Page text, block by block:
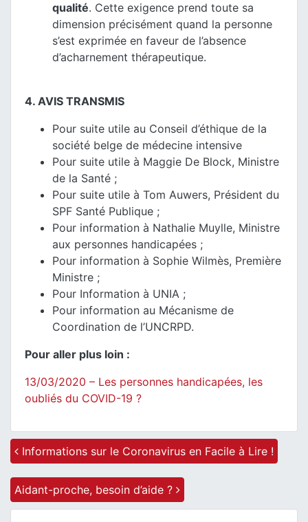
qualité. Cette exigence prend toute sa
dimension précisément quand la personne
s’est exprimée en faveur de l’absence
d’acharnement thérapeutique.
4. AVIS TRANSMIS
Pour suite utile au Conseil d’éthique de la
société belge de médecine intensive
Pour suite utile à Maggie De Block, Ministre
de la Santé ;
Pour suite utile à Tom Auwers, Président du
SPF Santé Publique ;
Pour information à Nathalie Muylle, Ministre
aux personnes handicapées ;
Pour information à Sophie Wilmès, Première
Ministre ;
Pour Information à UNIA ;
Pour information au Mécanisme de
Coordination de l’UNCRPD.
Pour aller plus loin :
13/03/2020 – Les personnes handicapées, les
oubliés du COVID-19 ?
Post navigation
Informations sur le Coronavirus en Facile à Lire !
Aidant-proche, besoin d’aide ?